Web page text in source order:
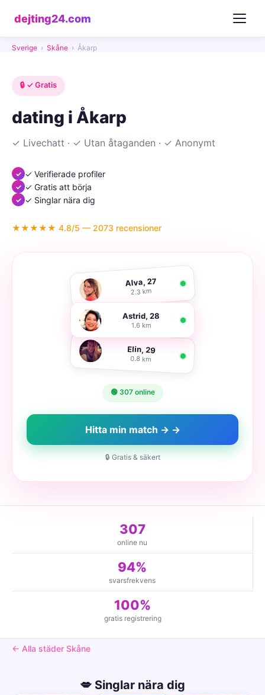
dejting24.com
Sverige › Skåne › Åkarp
🔒 ✓ Gratis
dating i Åkarp
✓ Livechatt · ✓ Utan åtaganden · ✓ Anonymt
✓ Verifierade profiler
✓ Gratis att börja
✓ Singlar nära dig
★★★★★ 4.8/5 — 2073 recensioner
Alva, 27
2.3 km
Astrid, 28
1.6 km
Elin, 29
0.8 km
🟢 307 online
Hitta min match → →
🔒 Gratis & säkert
307
online nu
94%
svarsfrekvens
100%
gratis registrering
← Alla städer Skåne
💋 Singlar nära dig